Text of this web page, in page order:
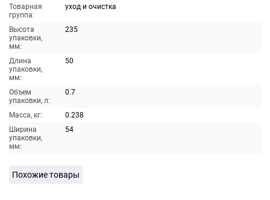
Товарная
группа:
уход и очистка
Высота
упаковки,
мм:
235
Длина
упаковки,
мм:
50
Объем
упаковки, л:
0.7
Масса, кг:
0.238
Ширина
упаковки,
мм:
54
Похожие товары